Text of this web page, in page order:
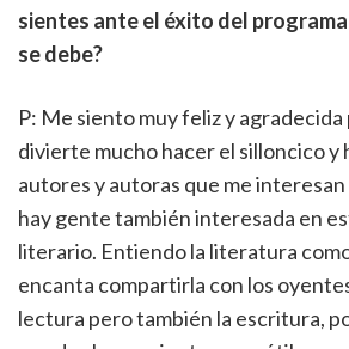
sientes ante el éxito del
se debe?
P: Me siento muy feliz y
divierte mucho hacer el silloncico y
autores y autoras que me
hay gente también interesada en
literario. Entiendo la literatura
encanta compartirla con los
lectura pero también la escritura,